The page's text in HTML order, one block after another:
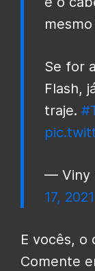
Se for
Flash,
traje.
— Viny
17, 2021
E vocês, o
Comente